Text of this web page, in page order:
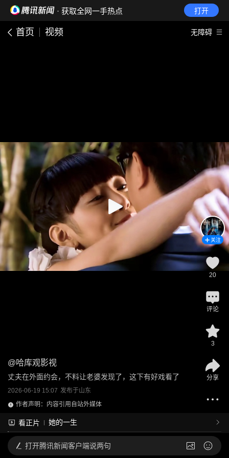
· 获取全网一手热点 打开
首页 视频 无障碍
@哈库观影视
丈夫在外面约会，不料让老婆发现了，这下有好戏看了
2026-06-19 15:07 发布于山东
作者声明：内容引用自站外媒体
看正片 她的一生
关注
20
评论
3
分享
打开腾讯新闻客户端说两句